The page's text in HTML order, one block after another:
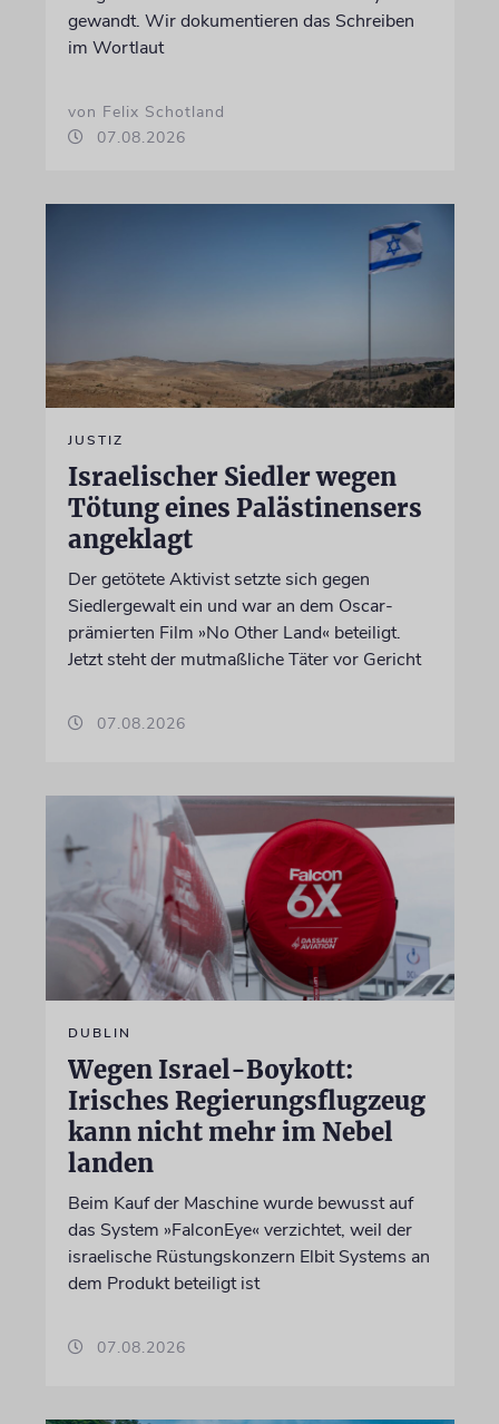
gewandt. Wir dokumentieren das Schreiben
im Wortlaut
von Felix Schotland
07.08.2026
JUSTIZ
Israelischer Siedler wegen
Tötung eines Palästinensers
angeklagt
Der getötete Aktivist setzte sich gegen
Siedlergewalt ein und war an dem Oscar-
prämierten Film »No Other Land« beteiligt.
Jetzt steht der mutmaßliche Täter vor Gericht
07.08.2026
DUBLIN
Wegen Israel-Boykott:
Irisches Regierungsflugzeug
kann nicht mehr im Nebel
landen
Beim Kauf der Maschine wurde bewusst auf
das System »FalconEye« verzichtet, weil der
israelische Rüstungskonzern Elbit Systems an
dem Produkt beteiligt ist
07.08.2026